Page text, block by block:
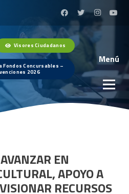
Visores Ciudadanos
Fondos Concursables –
2026
Menú
EN
APOYO A
RECURSOS